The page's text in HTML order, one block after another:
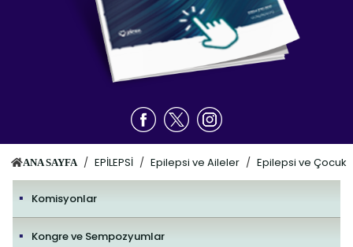
ANA SAYFA / EPİLEPSİ / Epilepsi ve Aileler / Epilepsi ve Çocuk
Komisyonlar
Kongre ve Sempozyumlar